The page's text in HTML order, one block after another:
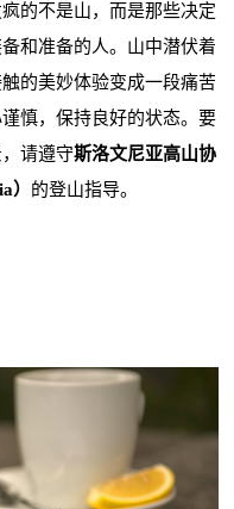
的不是山，而是那些决定
和准备的人。山中潜伏着
的美妙体验变成一段痛苦
慎，保持良好的状态。要
请遵守斯洛文尼亚高山协
） 的登山指导。